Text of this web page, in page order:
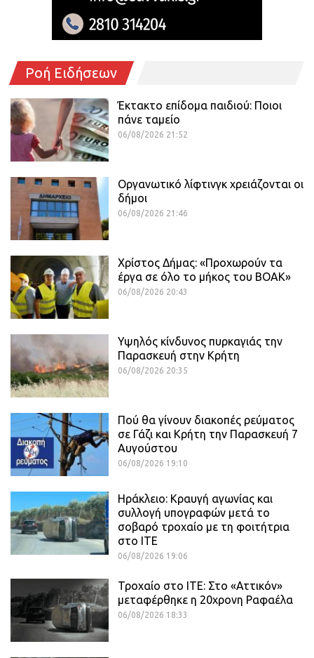
Ροή Ειδήσεων
Έκτακτο επίδομα παιδιού: Ποιοι
πάνε ταμείο
06/08/2026 21:52
Οργανωτικό λίφτινγκ χρειάζονται οι
δήμοι
06/08/2026 21:46
Χρίστος Δήμας: «Προχωρούν τα
έργα σε όλο το μήκος του ΒΟΑΚ»
06/08/2026 20:43
Υψηλός κίνδυνος πυρκαγιάς την
Παρασκευή στην Κρήτη
06/08/2026 20:35
Πού θα γίνουν διακοπές ρεύματος
σε Γάζι και Κρήτη την Παρασκευή 7
Αυγούστου
06/08/2026 19:10
Ηράκλειο: Κραυγή αγωνίας και
συλλογή υπογραφών μετά το
σοβαρό τροχαίο με τη φοιτήτρια
στο ΙΤΕ
06/08/2026 19:06
Τροχαίο στο ΙΤΕ: Στο «Αττικόν»
μεταφέρθηκε η 20χρονη Ραφαέλα
06/08/2026 18:33